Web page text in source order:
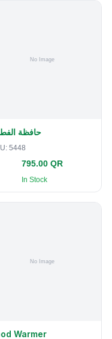
حافظة
5448
795.00 QR
In Stock
Warmer